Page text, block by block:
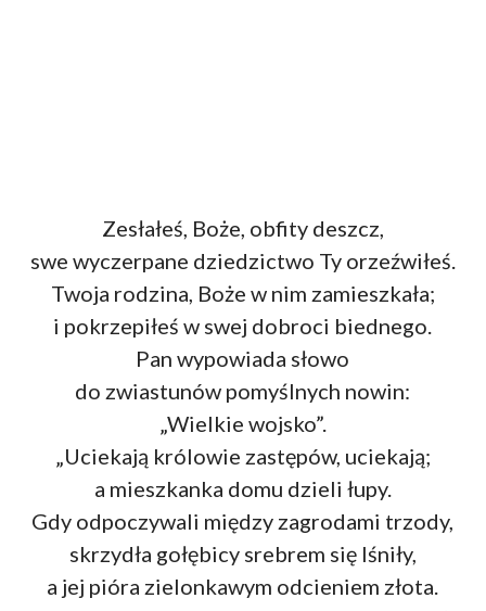
Zesłałeś, Boże, obfity deszcz,
swe wyczerpane dziedzictwo Ty orzeźwiłeś.
Twoja rodzina, Boże w nim zamieszkała;
i pokrzepiłeś w swej dobroci biednego.
Pan wypowiada słowo
do zwiastunów pomyślnych nowin:
„Wielkie wojsko”.
„Uciekają królowie zastępów, uciekają;
a mieszkanka domu dzieli łupy.
Gdy odpoczywali między zagrodami trzody,
skrzydła gołębicy srebrem się lśniły,
a jej pióra zielonkawym odcieniem złota.